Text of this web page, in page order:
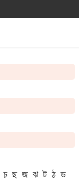
চ ছ জ ঝ ট ঠ ড